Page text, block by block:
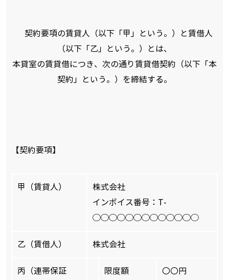
契約要項の賃貸人（以下「甲」という。）と賃借人
（以下「乙」という。）とは、
本貸室の賃貸借につき、次の通り賃貸借契約（以下「本
契約」という。）を締結する。
【契約要項】
甲（賃貸人）
株式会社
インボイス番号：T-
◯◯◯◯◯◯◯◯◯◯◯◯◯
乙（賃借人） 株式会社
丙（連帯保証 限度額 〇〇円